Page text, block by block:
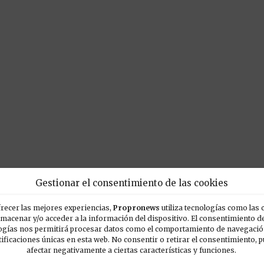
Gestionar el consentimiento de las cookies
las mejores experiencias, Propronews utiliza tecnologías como las
y/o acceder a la información del dispositivo. El consentimiento
nos permitirá procesar datos como el comportamiento de
únicas en esta web. No consentir o retirar el consentimiento,
afectar negativamente a ciertas características y funciones.
POPULARES